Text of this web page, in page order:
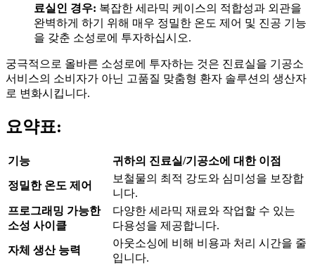
료실인 경우: 복잡한 세라믹 케이스의 적합성과 외관을
완벽하게 하기 위해 매우 정밀한 온도 제어 및 진공 기능
을 갖춘 소성로에 투자하십시오.
궁극적으로 올바른 소성로에 투자하는 것은 진료실을 기공소
서비스의 소비자가 아닌 고품질 맞춤형 환자 솔루션의 생산자
로 변화시킵니다.
요약표:
기능 귀하의 진료실/기공소에 대한 이점
정밀한 온도 제어
보철물의 최적 강도와 심미성을 보장합
니다.
프로그래밍 가능한
소성 사이클
다양한 세라믹 재료와 작업할 수 있는
다용성을 제공합니다.
자체 생산 능력
아웃소싱에 비해 비용과 처리 시간을 줄
입니다.